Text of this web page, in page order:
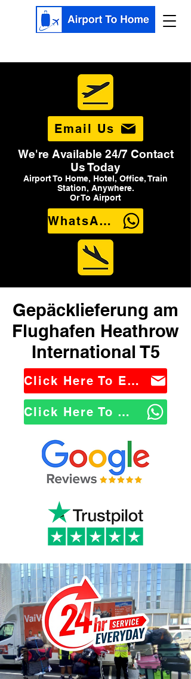
Email Us
We're Available 24/7 Contact
Us Today
Airport To Home, Hotel, Office, Train
Station, Anywhere.
Or To Airport
WhatsApp Us
Gepäcklieferung am
Flughafen Heathrow
International T5
Click Here To Email Us
Click Here To WhatsApp Us